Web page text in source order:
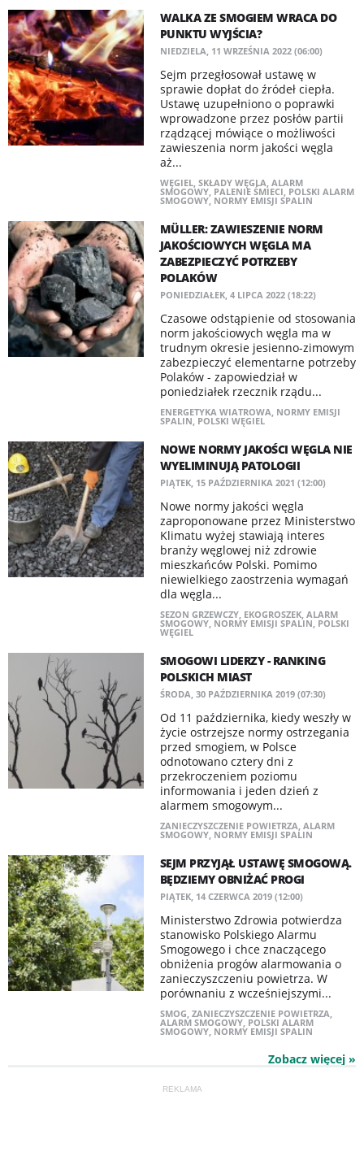
WALKA ZE SMOGIEM WRACA DO
PUNKTU WYJŚCIA?
NIEDZIELA, 11 WRZEŚNIA 2022 (06:00)
Sejm przegłosował ustawę w
sprawie dopłat do źródeł ciepła.
Ustawę uzupełniono o poprawki
wprowadzone przez posłów partii
rządzącej mówiące o możliwości
zawieszenia norm jakości węgla
aż...
WĘGIEL, SKŁADY WĘGLA, ALARM
SMOGOWY, PALENIE ŚMIECI, POLSKI ALARM
SMOGOWY, NORMY EMISJI SPALIN
​MÜLLER: ZAWIESZENIE NORM
JAKOŚCIOWYCH WĘGLA MA
ZABEZPIECZYĆ POTRZEBY
POLAKÓW
PONIEDZIAŁEK, 4 LIPCA 2022 (18:22)
Czasowe odstąpienie od stosowania
norm jakościowych węgla ma w
trudnym okresie jesienno-zimowym
zabezpieczyć elementarne potrzeby
Polaków - zapowiedział w
poniedziałek rzecznik rządu...
ENERGETYKA WIATROWA, NORMY EMISJI
SPALIN, POLSKI WĘGIEL
NOWE NORMY JAKOŚCI WĘGLA NIE
WYELIMINUJĄ PATOLOGII
PIĄTEK, 15 PAŹDZIERNIKA 2021 (12:00)
Nowe normy jakości węgla
zaproponowane przez Ministerstwo
Klimatu wyżej stawiają interes
branży węglowej niż zdrowie
mieszkańców Polski. Pomimo
niewielkiego zaostrzenia wymagań
dla węgla...
SEZON GRZEWCZY, EKOGROSZEK, ALARM
SMOGOWY, NORMY EMISJI SPALIN, POLSKI
WĘGIEL
SMOGOWI LIDERZY - RANKING
POLSKICH MIAST
ŚRODA, 30 PAŹDZIERNIKA 2019 (07:30)
Od 11 października, kiedy weszły w
życie ostrzejsze normy ostrzegania
przed smogiem, w Polsce
odnotowano cztery dni z
przekroczeniem poziomu
informowania i jeden dzień z
alarmem smogowym...
ZANIECZYSZCZENIE POWIETRZA, ALARM
SMOGOWY, NORMY EMISJI SPALIN
SEJM PRZYJĄŁ USTAWĘ SMOGOWĄ.
BĘDZIEMY OBNIŻAĆ PROGI
PIĄTEK, 14 CZERWCA 2019 (12:00)
Ministerstwo Zdrowia potwierdza
stanowisko Polskiego Alarmu
Smogowego i chce znaczącego
obniżenia progów alarmowania o
zanieczyszczeniu powietrza. W
porównaniu z wcześniejszymi...
SMOG, ZANIECZYSZCZENIE POWIETRZA,
ALARM SMOGOWY, POLSKI ALARM
SMOGOWY, NORMY EMISJI SPALIN
Zobacz więcej »
REKLAMA